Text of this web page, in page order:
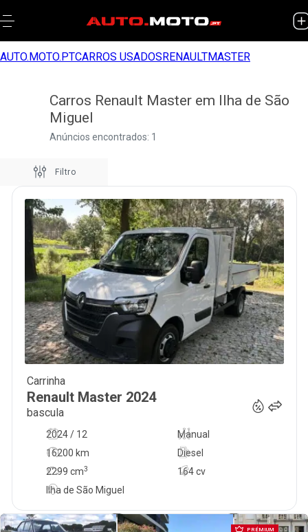
AUTO.MOTO.PTCARROS USADOSRENAULTMASTER
Carros Renault Master em Ilha de São
Miguel
Anúncios encontrados: 1
Filtro
Carrinha
Renault Master 2024
bascula
2024 / 12
Manual
16200 km
164 cv
Diesel
2299 cm3
Ilha de São Miguel
PRÉMIUM